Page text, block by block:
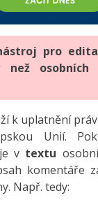
Bootstrap,
a verzování
vzory
vzory
mobilních aplikací
developer
administrátor
-80%
-80%
gramotnost
-80%
-80%
-25%
Effects
pro
než osobních
k uplatnění
Unií.
v textu
komentáře
Např. tedy: